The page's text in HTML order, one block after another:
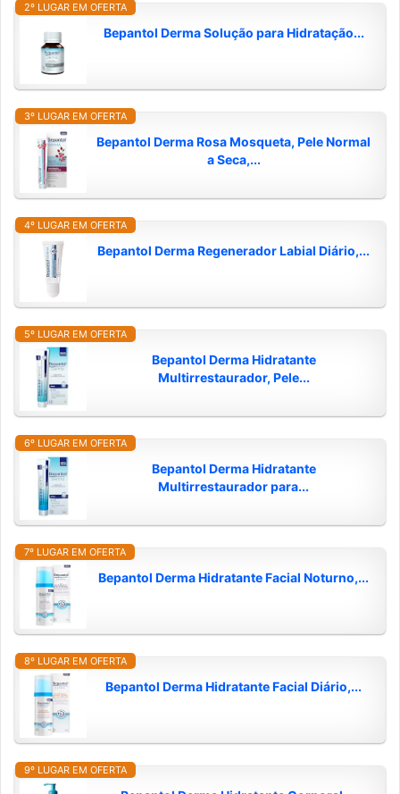
2º LUGAR EM OFERTA
Bepantol Derma Solução para Hidratação...
3º LUGAR EM OFERTA
Bepantol Derma Rosa Mosqueta, Pele Normal
a Seca,...
4º LUGAR EM OFERTA
Bepantol Derma Regenerador Labial Diário,...
5º LUGAR EM OFERTA
Bepantol Derma Hidratante
Multirrestaurador, Pele...
6º LUGAR EM OFERTA
Bepantol Derma Hidratante
Multirrestaurador para...
7º LUGAR EM OFERTA
Bepantol Derma Hidratante Facial Noturno,...
8º LUGAR EM OFERTA
Bepantol Derma Hidratante Facial Diário,...
9º LUGAR EM OFERTA